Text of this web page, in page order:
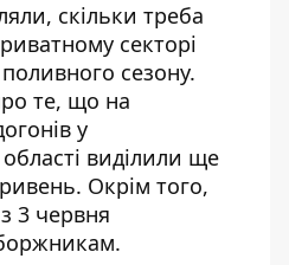
скільки треба
секторі
сезону.
те, що на
у
області виділили ще
. Окрім того,
з 3 червня
.